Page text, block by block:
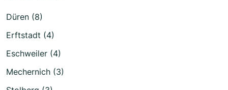
Düren (8)
Erftstadt (4)
Eschweiler (4)
Mechernich (3)